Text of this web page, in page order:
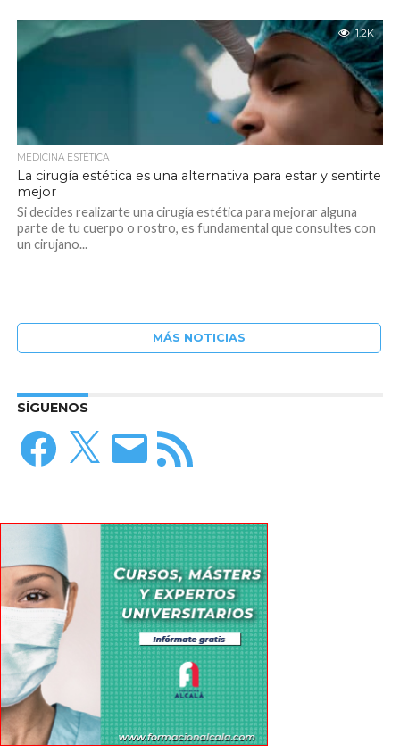
1.2K
MEDICINA ESTÉTICA
La cirugía estética es una alternativa para estar y sentirte
mejor
Si decides realizarte una cirugía estética para mejorar alguna
parte de tu cuerpo o rostro, es fundamental que consultes con
un cirujano...
MÁS NOTICIAS
SÍGUENOS
Facebook
X
Correo
electrónico
Feed
RSS